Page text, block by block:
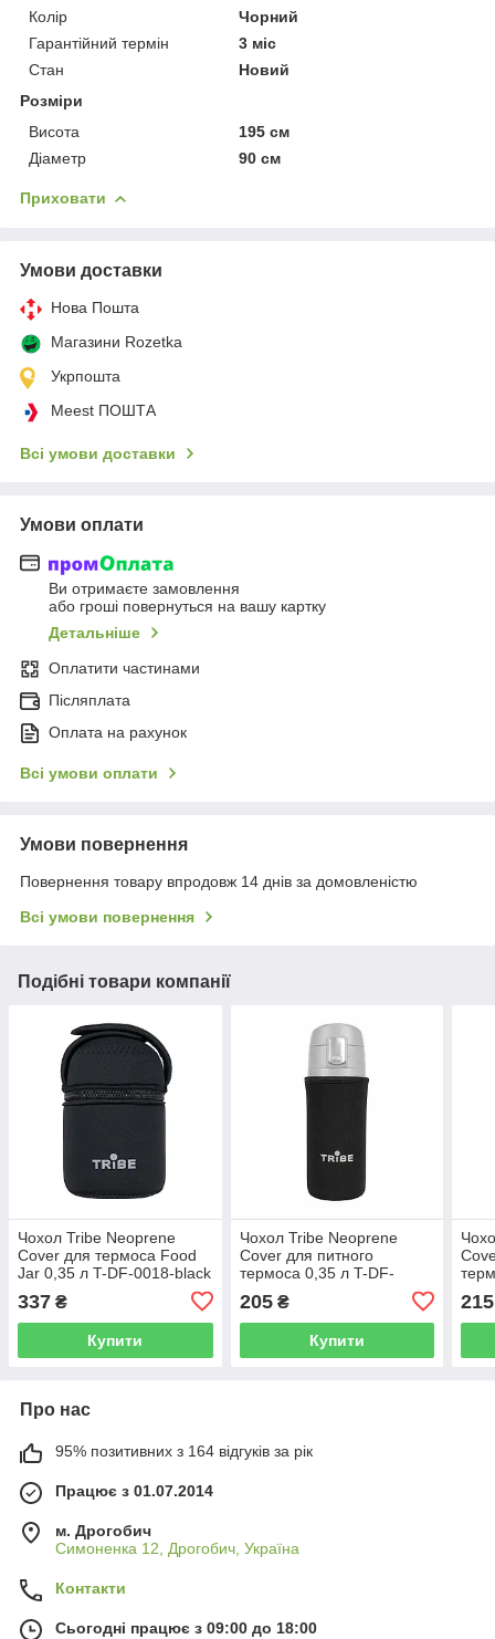
Колір
Чорний
Гарантійний термін
3 міс
Стан
Новий
Розміри
Висота
195 см
Діаметр
90 см
Приховати
Умови доставки
Нова Пошта
Магазини Rozetka
Укрпошта
Meest ПОШТА
Всі умови доставки
Умови оплати
Ви отримаєте замовлення
або гроші повернуться на вашу картку
Детальніше
Оплатити частинами
Післяплата
Оплата на рахунок
Всі умови оплати
Умови повернення
Повернення товару впродовж 14 днів за домовленістю
Всі умови повернення
Подібні товари компанії
Чохол Tribe Neoprene
Cover для термоса Food
Jar 0,35 л T-DF-0018-black
337 ₴
Купити
Чохол Tribe Neoprene
Cover для питного
термоса 0,35 л T-DF-
205₴
Купити
215
Про нас
95% позитивних з 164 відгуків за рік
Працює з 01.07.2014
м. Дрогобич
Симоненка 12, Дрогобич, Україна
Контакти
Сьогодні працює з 09:00 до 18:00